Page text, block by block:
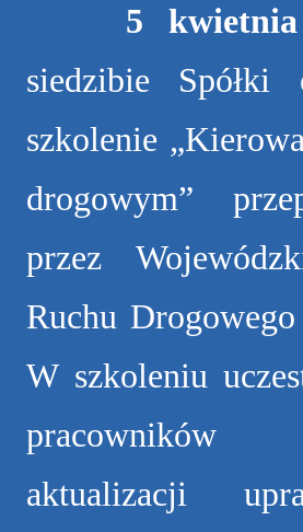
5
siedzibie Spółki
szkolenie
drogowym”
przez
Ruchu
W szkoleniu
aktualizacji